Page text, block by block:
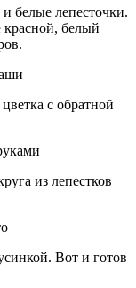
белые лепесточки.
белый
с обратной
из лепестков
Вот и готов